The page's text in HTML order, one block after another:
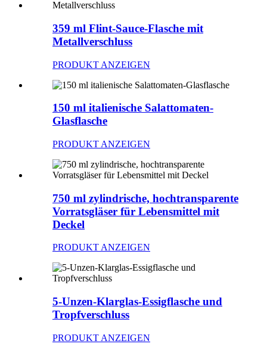
359 ml Flint-Sauce-Flasche mit
Metallverschluss
PRODUKT ANZEIGEN
150 ml italienische Salattomaten-
Glasflasche
PRODUKT ANZEIGEN
750 ml zylindrische, hochtransparente
Vorratsgläser für Lebensmittel mit
Deckel
PRODUKT ANZEIGEN
5-Unzen-Klarglas-Essigflasche und
Tropfverschluss
PRODUKT ANZEIGEN